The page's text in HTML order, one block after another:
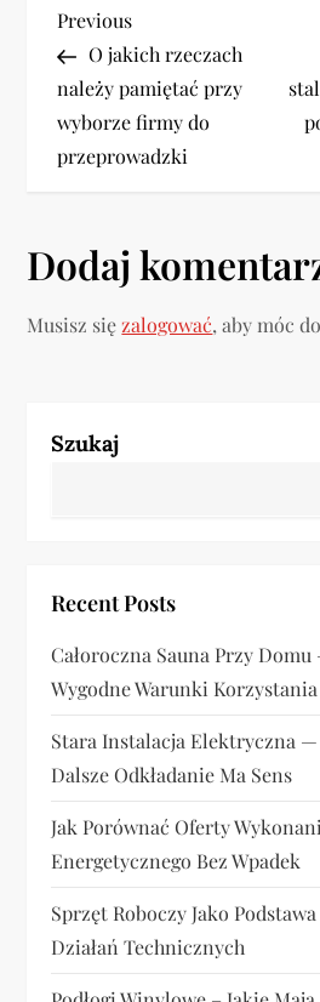
N
a
w
a
c
a
i
s
u
Previous
Post
Previous
O jakich rzeczach
należy pamiętać przy
wyborze firmy do
przeprowadzki
Dodaj
Musisz sięzalogować, aby móc
Szukaj
Recent Posts
Całoroczna Sauna Przy
Wygodne Warunki Korzystania
Stara Instalacja Elektryczna —
Dalsze Odkładanie Ma Sens
Jak Porównać Oferty
Energetycznego Bez Wpadek
Sprzęt Roboczy Jako
Działań Technicznych